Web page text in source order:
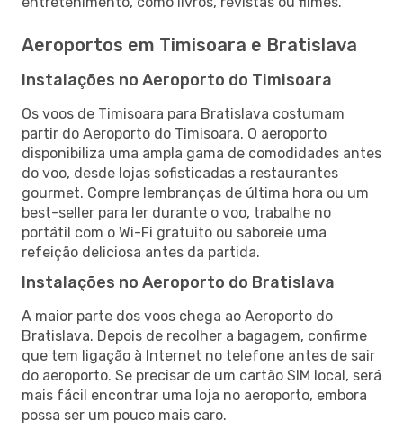
Aeroportos em Timisoara e Bratislava
Instalações no Aeroporto do Timisoara
Os voos de Timisoara para Bratislava costumam
partir do Aeroporto do Timisoara. O aeroporto
disponibiliza uma ampla gama de comodidades antes
do voo, desde lojas sofisticadas a restaurantes
gourmet. Compre lembranças de última hora ou um
best-seller para ler durante o voo, trabalhe no
portátil com o Wi-Fi gratuito ou saboreie uma
refeição deliciosa antes da partida.
Instalações no Aeroporto do Bratislava
A maior parte dos voos chega ao Aeroporto do
Bratislava. Depois de recolher a bagagem, confirme
que tem ligação à Internet no telefone antes de sair
do aeroporto. Se precisar de um cartão SIM local, será
mais fácil encontrar uma loja no aeroporto, embora
possa ser um pouco mais caro.